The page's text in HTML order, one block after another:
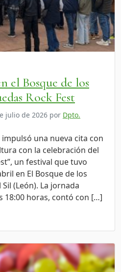
el Bosque de los
Rock Fest
julio de 2026 por Dpto.
impulsó una nueva cita con
con la celebración del
un festival que tuvo
en El Bosque de los
(León). La jornada
18:00 horas, contó con […]